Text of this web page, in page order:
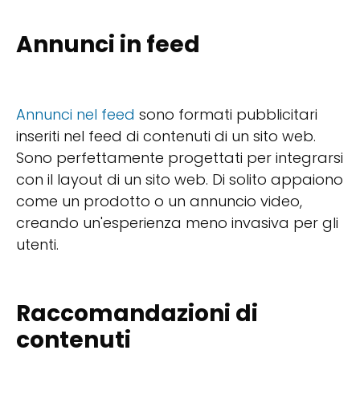
Annunci in feed
Annunci nel feed sono formati pubblicitari
inseriti nel feed di contenuti di un sito web.
Sono perfettamente progettati per integrarsi
con il layout di un sito web. Di solito appaiono
come un prodotto o un annuncio video,
creando un'esperienza meno invasiva per gli
utenti.
Raccomandazioni di
contenuti